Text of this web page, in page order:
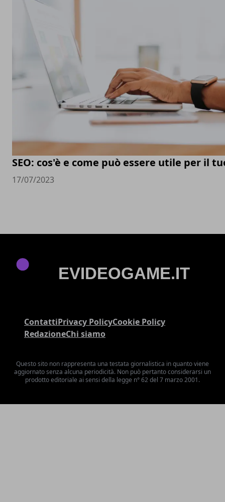
SEO: cos'è e come può essere utile per il
17/07/2023
ContattiPrivacy PolicyCookie Policy
RedazioneChi siamo
Questo sito non rappresenta una testata giornalistica in quanto viene
aggiornato senza alcuna periodicità. Non può pertanto considerarsi un
prodotto editoriale ai sensi della legge n° 62 del 7 marzo 2001.